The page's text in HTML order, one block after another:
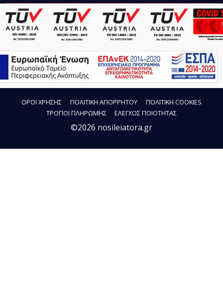
ΟΡΟΙ ΧΡΗΣΗΣ ΠΟΛΙΤΙΚΗ ΑΠΟΡΡΗΤΟΥ
ΠΟΛΙΤΙΚΗ COOKIES
ΤΡΟΠΟΙ ΠΛΗΡΩΜΗΣ
ΕΛΕΓΧΟΣ ΠΟΙΟΤΗΤΑΣ
©2026 nosileiatora.gr